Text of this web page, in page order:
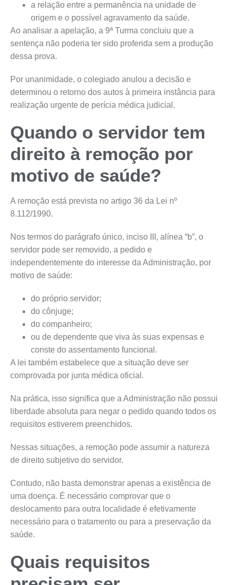
a relação entre a permanência na unidade de
origem e o possível agravamento da saúde.
Ao analisar a apelação, a 9ª Turma concluiu que a
sentença não poderia ter sido proferida sem a produção
dessa prova.
Por unanimidade, o colegiado anulou a decisão e
determinou o retorno dos autos à primeira instância para
realização urgente de perícia médica judicial.
Quando o servidor tem
direito à remoção por
motivo de saúde?
A remoção está prevista no artigo 36 da Lei nº
8.112/1990.
Nos termos do parágrafo único, inciso III, alínea “b”, o
servidor pode ser removido, a pedido e
independentemente do interesse da Administração, por
motivo de saúde:
do próprio servidor;
do cônjuge;
do companheiro;
ou de dependente que viva às suas expensas e
conste do assentamento funcional.
A lei também estabelece que a situação deve ser
comprovada por junta médica oficial.
Na prática, isso significa que a Administração não possui
liberdade absoluta para negar o pedido quando todos os
requisitos estiverem preenchidos.
Nessas situações, a remoção pode assumir a natureza
de direito subjetivo do servidor.
Contudo, não basta demonstrar apenas a existência de
uma doença. É necessário comprovar que o
deslocamento para outra localidade é efetivamente
necessário para o tratamento ou para a preservação da
saúde.
Quais requisitos